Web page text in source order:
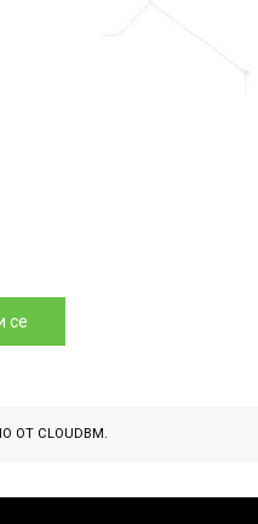
се
ОТ CLOUDBM.